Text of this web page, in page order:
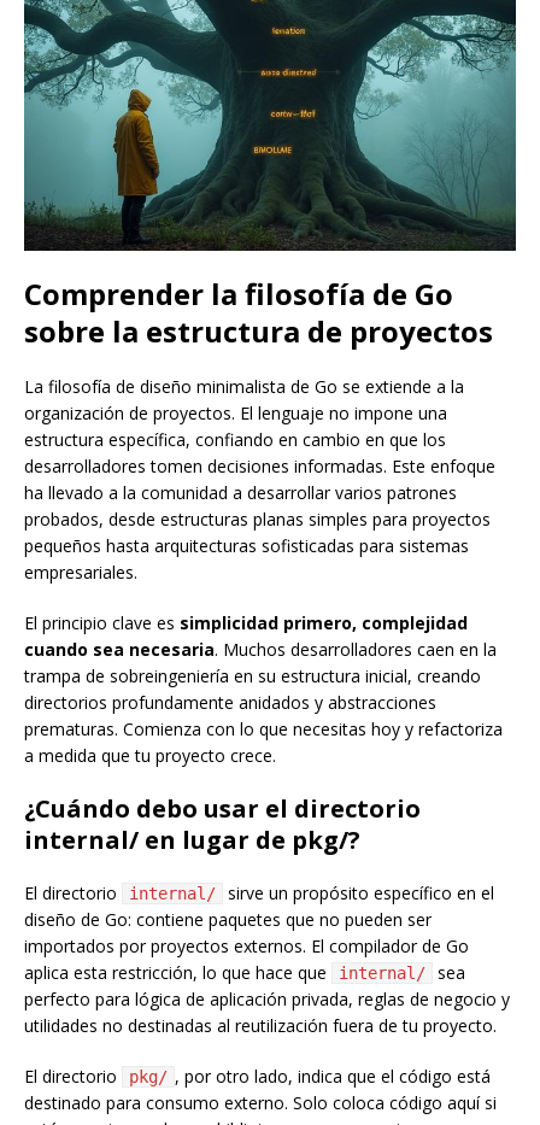
Comprender la filosofía de Go
sobre la estructura de proyectos
La filosofía de diseño minimalista de Go se extiende a la
organización de proyectos. El lenguaje no impone una
estructura específica, confiando en cambio en que los
desarrolladores tomen decisiones informadas. Este enfoque
ha llevado a la comunidad a desarrollar varios patrones
probados, desde estructuras planas simples para proyectos
pequeños hasta arquitecturas sofisticadas para sistemas
empresariales.
El principio clave es simplicidad primero, complejidad
cuando sea necesaria. Muchos desarrolladores caen en la
trampa de sobreingeniería en su estructura inicial, creando
directorios profundamente anidados y abstracciones
prematuras. Comienza con lo que necesitas hoy y refactoriza
a medida que tu proyecto crece.
¿Cuándo debo usar el directorio
internal/ en lugar de pkg/?
El directorio internal/
sirve un propósito específico en el
diseño de Go: contiene paquetes que no pueden ser
importados por proyectos externos. El compilador de Go
aplica esta restricción, lo que hace que
internal/
sea
perfecto para lógica de aplicación privada, reglas de negocio y
utilidades no destinadas al reutilización fuera de tu proyecto.
El directorio pkg/ , por otro lado, indica que el código está
destinado para consumo externo. Solo coloca código aquí si